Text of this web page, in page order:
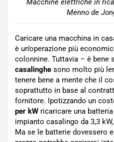
Macchine elettriche in
Menno de
Caricare una macchina in
è un’operazione più
colonnine. Tuttavia – è bene
casalinghe sono molto più
tenere bene a mente che il
soprattutto in base al
fornitore. Ipotizzando un
per kW ricaricare una
impianto casalingo da 3,3
Ma se le batterie dovessero